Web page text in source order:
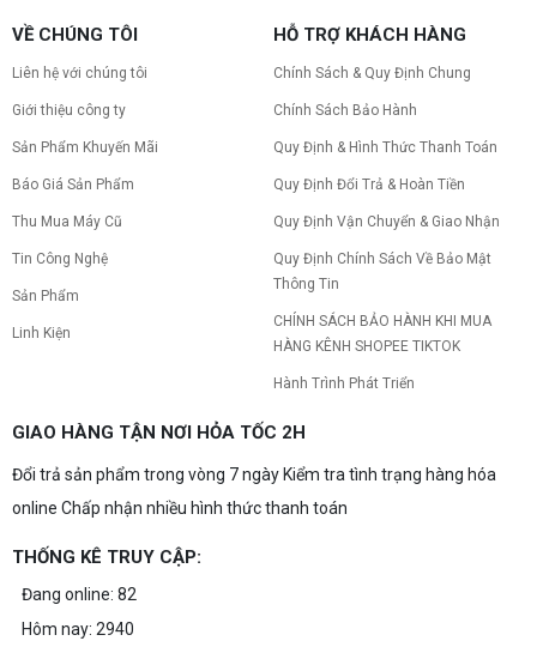
VỀ CHÚNG TÔI
Liên hệ với chúng tôi
Giới thiệu công ty
Sản Phẩm Khuyến Mãi
Báo Giá Sản Phẩm
Thu Mua Máy Cũ
Tin Công Nghệ
Sản Phẩm
Linh Kiện
HỖ TRỢ KHÁCH HÀNG
Chính Sách & Quy Định Chung
Chính Sách Bảo Hành
Quy Định & Hình Thức Thanh Toán
Quy Định Đổi Trả & Hoàn Tiền
Quy Định Vận Chuyển & Giao Nhận
Quy Định Chính Sách Về Bảo Mật
Thông Tin
CHÍNH SÁCH BẢO HÀNH KHI MUA
HÀNG KÊNH SHOPEE TIKTOK
Hành Trình Phát Triển
GIAO HÀNG TẬN NƠI HỎA TỐC 2H
Đổi trả sản phẩm trong vòng 7 ngày Kiểm tra tình trạng hàng hóa
online Chấp nhận nhiều hình thức thanh toán
THỐNG KÊ TRUY CẬP:
Đang online: 82
Hôm nay: 2940